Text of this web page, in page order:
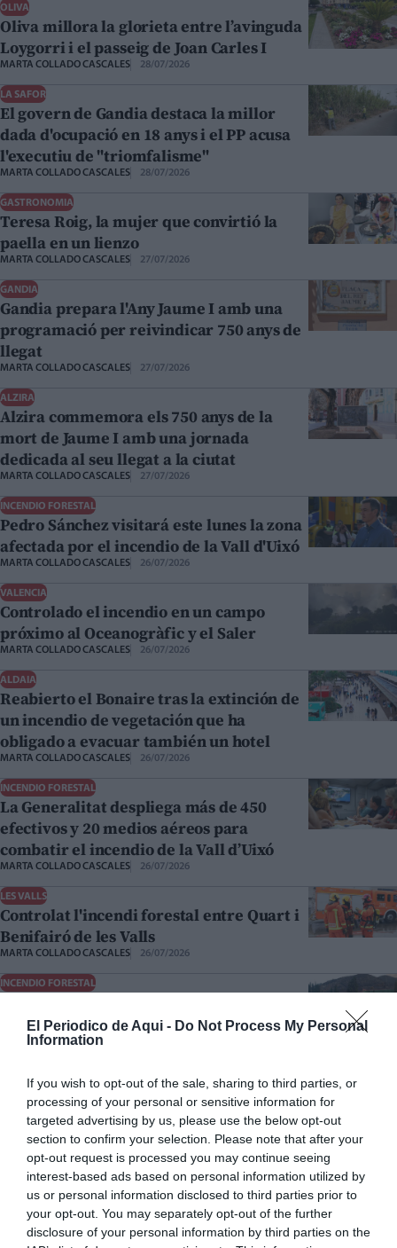
El Periodico de Aqui - Do Not Process My Personal
Information
If you wish to opt-out of the sale, sharing to third parties, or
processing of your personal or sensitive information for
targeted advertising by us, please use the below opt-out
section to confirm your selection. Please note that after your
opt-out request is processed you may continue seeing
interest-based ads based on personal information utilized by
us or personal information disclosed to third parties prior to
your opt-out. You may separately opt-out of the further
disclosure of your personal information by third parties on the
OLIVA
Oliva millora la glorieta entre l’avinguda
Loygorri i el passeig de Joan Carles I
MARTA COLLADO CASCALES 28/07/2026
LA SAFOR
El govern de Gandia destaca la millor
dada d'ocupació en 18 anys i el PP acusa
l'executiu de "triomfalisme"
MARTA COLLADO CASCALES 28/07/2026
GASTRONOMIA
Teresa Roig, la mujer que convirtió la
paella en un lienzo
MARTA COLLADO CASCALES 27/07/2026
GANDIA
Gandia prepara l'Any Jaume I amb una
programació per reivindicar 750 anys de
llegat
MARTA COLLADO CASCALES 27/07/2026
ALZIRA
Alzira commemora els 750 anys de la
mort de Jaume I amb una jornada
dedicada al seu llegat a la ciutat
MARTA COLLADO CASCALES 27/07/2026
INCENDIO FORESTAL
Pedro Sánchez visitará este lunes la zona
afectada por el incendio de la Vall d'Uixó
MARTA COLLADO CASCALES 26/07/2026
VALENCIA
Controlado el incendio en un campo
próximo al Oceanogràfic y el Saler
MARTA COLLADO CASCALES 26/07/2026
ALDAIA
Reabierto el Bonaire tras la extinción de
un incendio de vegetación que ha
obligado a evacuar también un hotel
MARTA COLLADO CASCALES 26/07/2026
INCENDIO FORESTAL
La Generalitat despliega más de 450
efectivos y 20 medios aéreos para
combatir el incendio de la Vall d’Uixó
MARTA COLLADO CASCALES 26/07/2026
LES VALLS
Controlat l'incendi forestal entre Quart i
Benifairó de les Valls
MARTA COLLADO CASCALES 26/07/2026
INCENDIO FORESTAL
municipi i només permet l'entrada per a
recollir medicació amb justificant
L'ALCORA
Declarat un incendi en una empresa de
ceràmica de l'Alcora
MARTA COLLADO CASCALES
INCENDIO FORESTAL
La Vall d'Uixó logra estabilizar el
incendio tras siete días y casi 9.600
hectáreas calcinadas